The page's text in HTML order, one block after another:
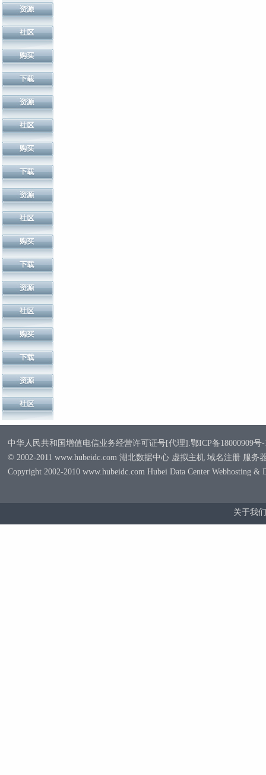
中华人民共和国增值电信业务经营许可证号[代理]:鄂ICP备18000909号-
© 2002-2011 www.hubeidc.com 湖北数据中心 虚拟主机 域名注册 服务
Copyright 2002-2010 www.hubeidc.com Hubei Data Center Webhosting &
关于我们